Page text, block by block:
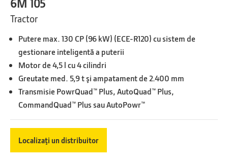
6M 105
Tractor
Putere max. 130 CP (96 kW) (ECE-R120) cu sistem de
gestionare inteligentă a puterii
Motor de 4,5 l cu 4 cilindri
Greutate med. 5,9 t şi ampatament de 2.400 mm
Transmisie PowrQuad™ Plus, AutoQuad™ Plus,
CommandQuad™ Plus sau AutoPowr™
Localizaţi un distribuitor